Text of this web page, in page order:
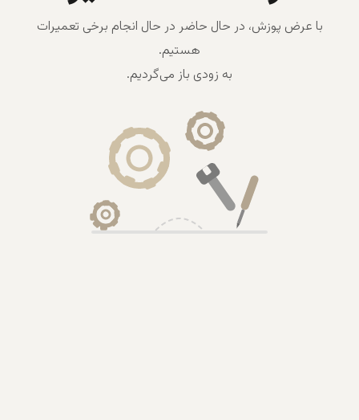
با عرض پوزش، در حال حاضر در حال انجام برخی تعمیرات
هستیم.
به زودی باز می‌گردیم.